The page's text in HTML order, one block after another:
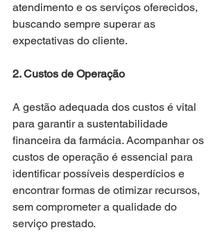
atendimento e os serviços oferecidos,
buscando sempre superar as
expectativas do cliente.
2. Custos de Operação
A gestão adequada dos custos é vital
para garantir a sustentabilidade
financeira da farmácia. Acompanhar os
custos de operação é essencial para
identificar possíveis desperdícios e
encontrar formas de otimizar recursos,
sem comprometer a qualidade do
serviço prestado.